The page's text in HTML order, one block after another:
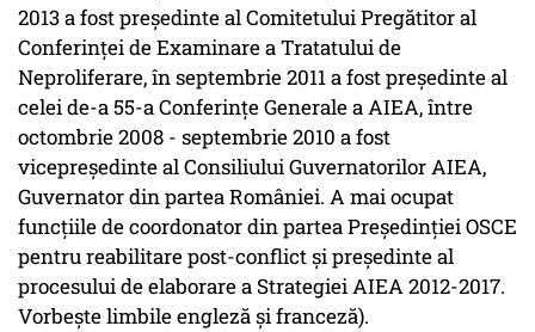
2013 a fost președinte al Comitetului Pregătitor al
Conferinței de Examinare a Tratatului de
Neproliferare, în septembrie 2011 a fost președinte al
celei de-a 55-a Conferințe Generale a AIEA, între
octombrie 2008 - septembrie 2010 a fost
vicepreședinte al Consiliului Guvernatorilor AIEA,
Guvernator din partea României. A mai ocupat
funcțiile de coordonator din partea Președinției OSCE
pentru reabilitare post-conflict și președinte al
procesului de elaborare a Strategiei AIEA 2012-2017.
Vorbește limbile engleză și franceză).